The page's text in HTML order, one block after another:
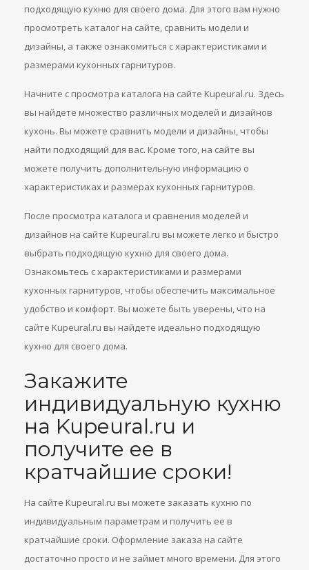
подходящую кухню для своего дома. Для этого вам нужно
просмотреть каталог на сайте, сравнить модели и
дизайны, а также ознакомиться с характеристиками и
размерами кухонных гарнитуров.
Начните с просмотра каталога на сайте Kupeural.ru. Здесь
вы найдете множество различных моделей и дизайнов
кухонь. Вы можете сравнить модели и дизайны, чтобы
найти подходящий для вас. Кроме того, на сайте вы
можете получить дополнительную информацию о
характеристиках и размерах кухонных гарнитуров.
После просмотра каталога и сравнения моделей и
дизайнов на сайте Kupeural.ru вы можете легко и быстро
выбрать подходящую кухню для своего дома.
Ознакомьтесь с характеристиками и размерами
кухонных гарнитуров, чтобы обеспечить максимальное
удобство и комфорт. Вы можете быть уверены, что на
сайте Kupeural.ru вы найдете идеально подходящую
кухню для своего дома.
Закажите
индивидуальную кухню
на Kupeural.ru и
получите ее в
кратчайшие сроки!
На сайте Kupeural.ru вы можете заказать кухню по
индивидуальным параметрам и получить ее в
кратчайшие сроки. Оформление заказа на сайте
достаточно просто и не займет много времени. Для этого